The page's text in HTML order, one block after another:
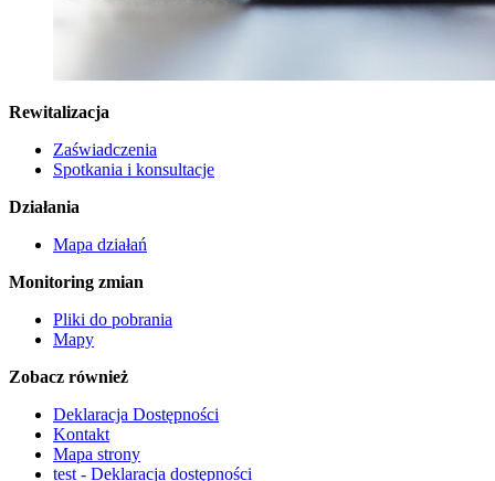
Rewitalizacja
Zaświadczenia
Spotkania i konsultacje
Działania
Mapa działań
Monitoring zmian
Pliki do pobrania
Mapy
Zobacz również
Deklaracja Dostępności
Kontakt
Mapa strony
test - Deklaracja dostępności